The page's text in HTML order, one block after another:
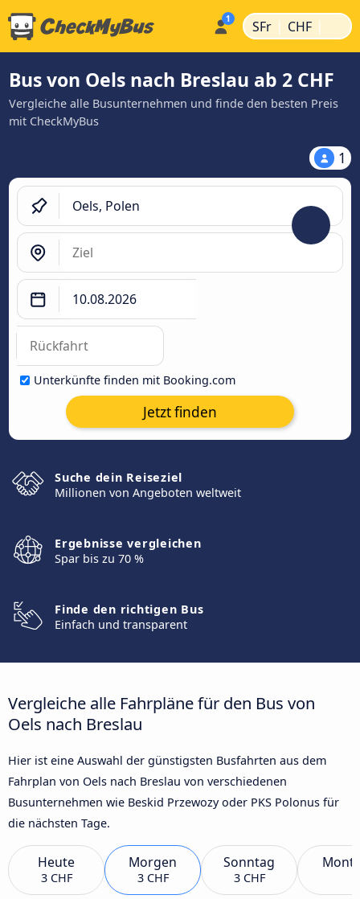
SFr | CHF |
Bus von Oels nach Breslau ab 2 CHF
Vergleiche alle Busunternehmen und finde den besten Preis
mit CheckMyBus
1
Unterkünfte finden mit Booking.com
Jetzt finden
Suche dein Reiseziel
Millionen von Angeboten weltweit
Ergebnisse vergleichen
Spar bis zu 70 %
Finde den richtigen Bus
Einfach und transparent
Vergleiche alle Fahrpläne für den Bus von
Oels nach Breslau
Hier ist eine Auswahl der günstigsten Busfahrten aus dem
Fahrplan von Oels nach Breslau von verschiedenen
Busunternehmen wie Beskid Przewozy oder PKS Polonus für
die nächsten Tage.
Heute
3 CHF
Morgen
3 CHF
Sonntag
3 CHF